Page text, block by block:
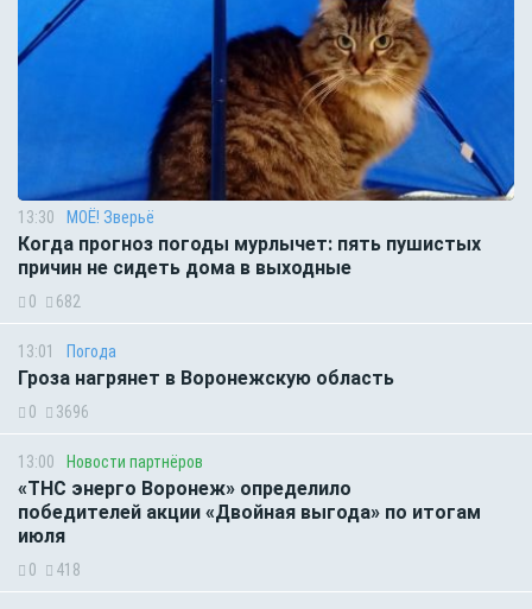
13:30 МОЁ! Зверьё
Когда прогноз погоды мурлычет: пять пушистых
причин не сидеть дома в выходные
0 682
13:01 Погода
Гроза нагрянет в Воронежскую область
0 3696
13:00 Новости партнёров
«ТНС энерго Воронеж» определило
победителей акции «Двойная выгода» по итогам
июля
0 418